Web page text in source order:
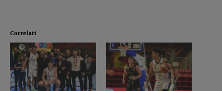
Correlati